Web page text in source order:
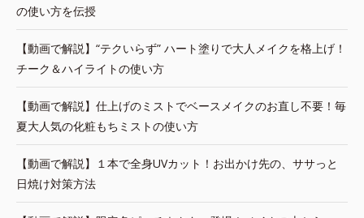
の使い方を伝授
【動画で解説】“テクいらず” ハート塗りで大人メイクを格上げ！
チーク＆ハイライトの使い方
【動画で解説】仕上げのミストでベースメイクのお直し不要！毎
夏大人気の化粧もちミストの使い方
【動画で解説】１本で全身UVカット！お出かけ先の、ササっと
日焼け対策方法